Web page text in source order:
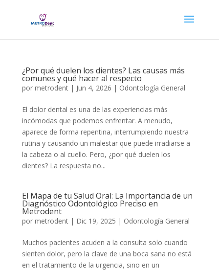
¿Por qué duelen los dientes? Las causas más
comunes y qué hacer al respecto
por metrodent| Jun 4, 2026 | Odontología General
El dolor dental es una de las experiencias más
incómodas que podemos enfrentar. A menudo,
aparece de forma repentina, interrumpiendo nuestra
rutina y causando un malestar que puede irradiarse a
la cabeza o al cuello. Pero, ¿por qué duelen los
dientes? La respuesta no...
El Mapa de tu Salud Oral: La Importancia de un
Diagnóstico Odontológico Preciso en
Metrodent
por metrodent| Dic 19, 2025 | Odontología General
Muchos pacientes acuden a la consulta solo cuando
sienten dolor, pero la clave de una boca sana no está
en el tratamiento de la urgencia, sino en un